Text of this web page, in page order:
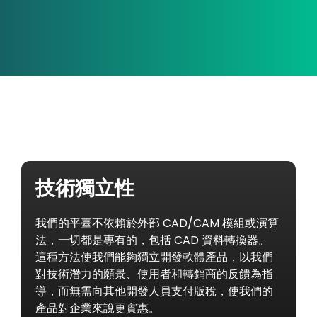
技術獨立性
我們的平臺不依賴於外部 CAD/CAM 模組或演算
法，一切都是專有的，包括 CAD 資料轉換器。
這種方法使我們能夠獨立開發軟體產品，以我們
對技術潛力的願景、使用者和轉銷商的反饋為指
導，而無需向其他開發人員支付版稅，使我們的
產品對企業來說更實惠。